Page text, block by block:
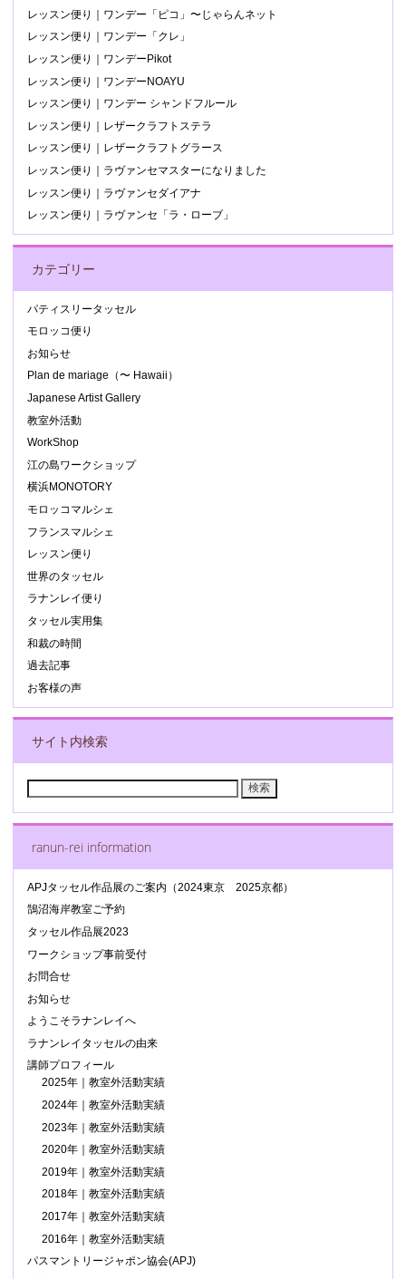
レッスン便り｜ワンデー「ピコ」〜じゃらんネット
レッスン便り｜ワンデー「クレ」
レッスン便り｜ワンデーPikot
レッスン便り｜ワンデーNOAYU
レッスン便り｜ワンデー シャンドフルール
レッスン便り｜レザークラフトステラ
レッスン便り｜レザークラフトグラース
レッスン便り｜ラヴァンセマスターになりました
レッスン便り｜ラヴァンセダイアナ
レッスン便り｜ラヴァンセ「ラ・ローブ」
カテゴリー
パティスリータッセル
モロッコ便り
お知らせ
Plan de mariage（〜 Hawaii）
Japanese Artist Gallery
教室外活動
WorkShop
江の島ワークショップ
横浜MONOTORY
モロッコマルシェ
フランスマルシェ
レッスン便り
世界のタッセル
ラナンレイ便り
タッセル実用集
和裁の時間
過去記事
お客様の声
サイト内検索
ranun-rei information
APJタッセル作品展のご案内（2024東京 2025京都）
鵠沼海岸教室ご予約
タッセル作品展2023
ワークショップ事前受付
お問合せ
お知らせ
ようこそラナンレイへ
ラナンレイタッセルの由来
講師プロフィール
2025年｜教室外活動実績
2024年｜教室外活動実績
2023年｜教室外活動実績
2020年｜教室外活動実績
2019年｜教室外活動実績
2018年｜教室外活動実績
2017年｜教室外活動実績
2016年｜教室外活動実績
パスマントリージャポン協会(APJ)